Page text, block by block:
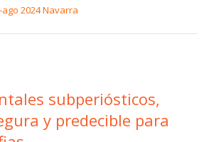
ago 2024 Navarra
subperiósticos,
y predecible para